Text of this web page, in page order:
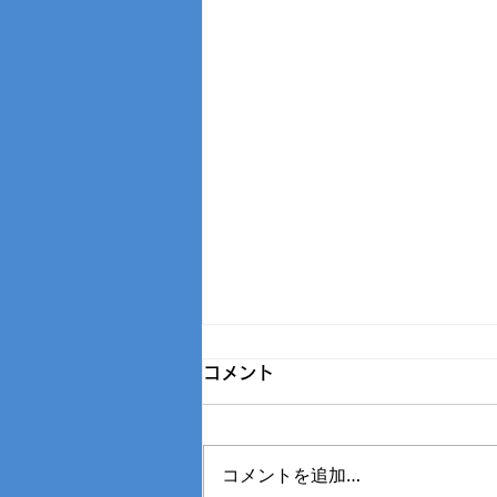
コメント
コメントを追加…